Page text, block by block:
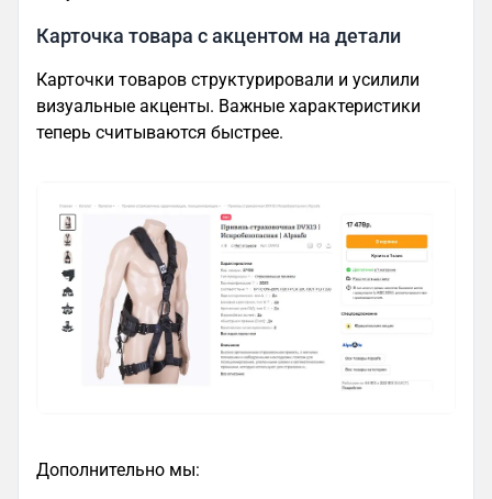
Карточка товара с акцентом на детали
Карточки товаров структурировали и усилили
визуальные акценты. Важные характеристики
теперь считываются быстрее.
Дополнительно мы: